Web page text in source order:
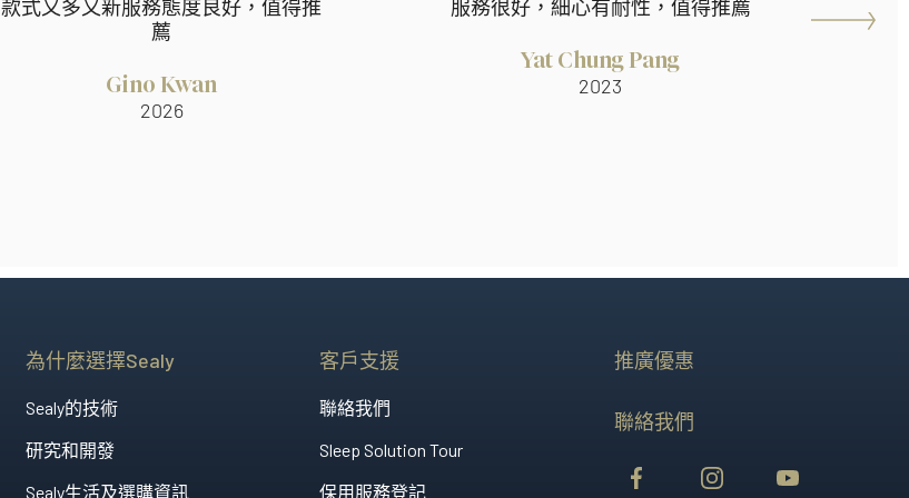
款式又多又新服務態度良好，值得推
薦
Gino Kwan
2026
服務很好，細心有耐性，值得推薦
Yat Chung Pang
2023
為什麼選擇Sealy
Sealy的技術
研究和開發
Sealy生活及選購資訊
客戶支援
聯絡我們
Sleep Solution Tour
保用服務登記
推廣優惠
聯絡我們